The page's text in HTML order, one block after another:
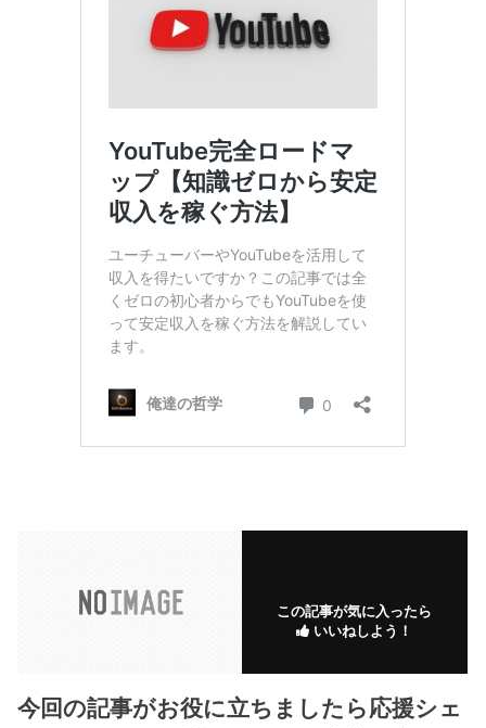
この記事が気に入ったら
いいねしよう！
今回の記事がお役に立ちましたら応援シェ